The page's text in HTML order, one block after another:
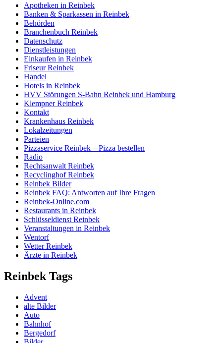
Apotheken in Reinbek
Banken & Sparkassen in Reinbek
Behörden
Branchenbuch Reinbek
Datenschutz
Dienstleistungen
Einkaufen in Reinbek
Friseur Reinbek
Handel
Hotels in Reinbek
HVV Störungen S-Bahn Reinbek und Hamburg
Klempner Reinbek
Kontakt
Krankenhaus Reinbek
Lokalzeitungen
Parteien
Pizzaservice Reinbek – Pizza bestellen
Radio
Rechtsanwalt Reinbek
Recyclinghof Reinbek
Reinbek Bilder
Reinbek FAQ: Antworten auf Ihre Fragen
Reinbek-Online.com
Restaurants in Reinbek
Schlüsseldienst Reinbek
Veranstaltungen in Reinbek
Wentorf
Wetter Reinbek
Ärzte in Reinbek
Reinbek Tags
Advent
alte Bilder
Auto
Bahnhof
Bergedorf